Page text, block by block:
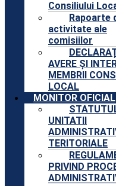
Consiliului
Rapoarte
activitate ale
comisiilor
AVERE ȘI
MEMBRII
LOCAL
MONITOR OFICIAL
UNITATII
TERITORIALE
PRIVIND